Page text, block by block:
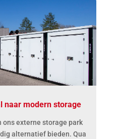
naar modern storage
ons externe storage park
alternatief bieden. Qua